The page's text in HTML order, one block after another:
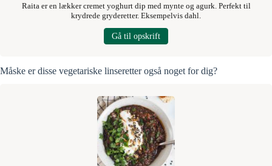
Raita er en lækker cremet yoghurt dip med mynte og agurk. Perfekt til
krydrede gryderetter. Eksempelvis dahl.
Gå til opskrift
Måske er disse vegetariske linseretter også noget for dig?